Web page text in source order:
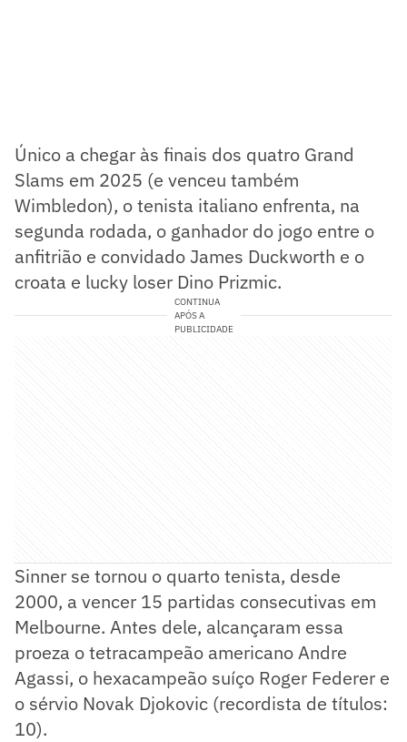
Único a chegar às finais dos quatro Grand
Slams em 2025 (e venceu também
Wimbledon), o tenista italiano enfrenta, na
segunda rodada, o ganhador do jogo entre o
anfitrião e convidado James Duckworth e o
croata e lucky loser Dino Prizmic.
CONTINUA
APÓS A
PUBLICIDADE
Sinner se tornou o quarto tenista, desde
2000, a vencer 15 partidas consecutivas em
Melbourne. Antes dele, alcançaram essa
proeza o tetracampeão americano Andre
Agassi, o hexacampeão suíço Roger Federer e
o sérvio Novak Djokovic (recordista de títulos:
10).